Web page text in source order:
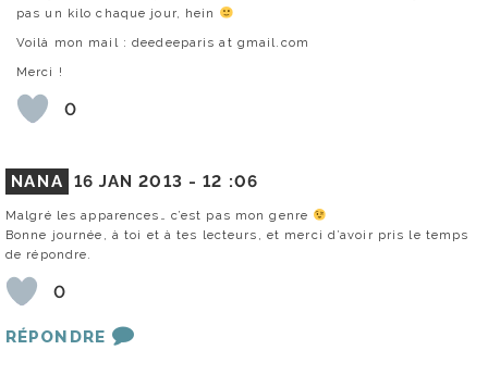
pas un kilo chaque jour, hein
Voilà mon mail : deedeeparis at gmail.com
Merci !
0
NANA 16 JAN 2013 -12 :06
Malgré les apparences… c’est pas mon genre
Bonne journée, à toi et à tes lecteurs, et merci d’avoir pris le temps
de répondre.
0
RÉPONDRE